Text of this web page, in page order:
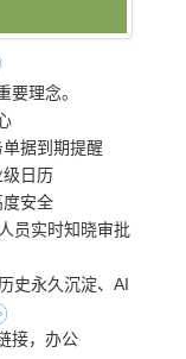
要理念。
据到期提醒
日历
安全
员实时知晓审批
史永久沉淀、AI
接，办公